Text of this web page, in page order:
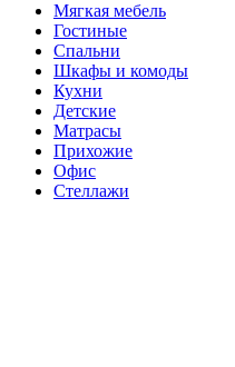
Мягкая мебель
Гостиные
Спальни
Шкафы и комоды
Кухни
Детские
Матрасы
Прихожие
Офис
Стеллажи